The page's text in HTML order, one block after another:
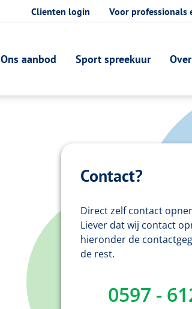
Clienten login Voor professionals
Ons aanbod Sport spreekuur
Contact?
Direct zelf contact
Liever dat wij contact
hieronder de
de rest.
0597 -